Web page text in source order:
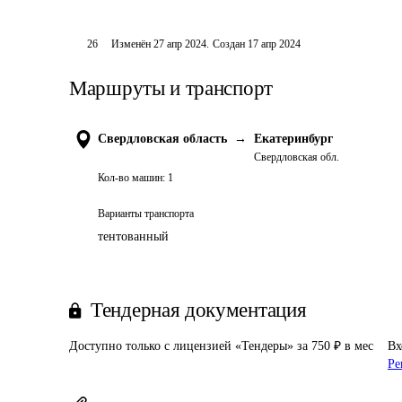
26 Изменён27 апр 2024. Создан 17 апр 2024
Маршруты и транспорт
Свердловская область → Екатеринбург
Свердловская обл.
Кол-во машин: 1
Варианты транспорта
тентованный
Тендерная документация
Доступно только с лицензией «Тендеры» за 750 ₽ в мес